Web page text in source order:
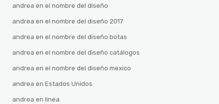
andrea en el nombre del diseño
andrea en el nombre del diseño 2017
andrea en el nombre del diseño botas
andrea en el nombre del diseño catálogos
andrea en el nombre del diseño mexico
andrea en Estados Unidos
andrea en linea